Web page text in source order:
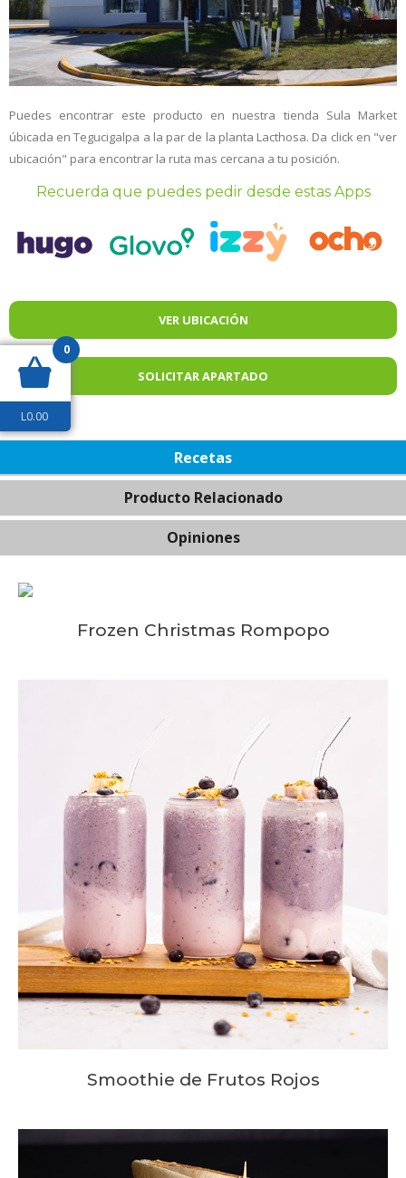
Puedes encontrar este producto en nuestra tienda Sula Market
úbicada en Tegucigalpa a la par de la planta Lacthosa. Da click en "ver
ubicación" para encontrar la ruta mas cercana a tu posición.
Recuerda que puedes pedir desde estas Apps
VER UBICACIÓN
SOLICITAR APARTADO
Recetas
Producto Relacionado
Opiniones
Frozen Christmas Rompopo
Smoothie de Frutos Rojos
0
L0.00